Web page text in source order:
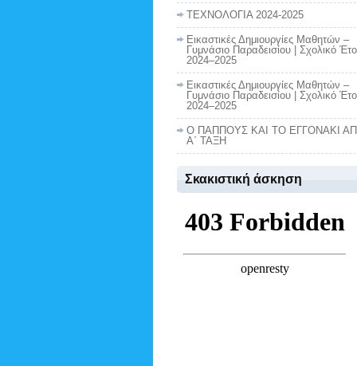
ΤΕΧΝΟΛΟΓΙΑ 2024-2025
Εικαστικές Δημιουργίες Μαθητών –
Γυμνάσιο Παραδεισίου | Σχολικό
2024–2025
Εικαστικές Δημιουργίες Μαθητών –
Γυμνάσιο Παραδεισίου | Σχολικό
2024–2025
Ο ΠΑΠΠΟΥΣ ΚΑΙ ΤΟ ΕΓΓΟΝΑΚΙ
Α΄ ΤΑΞΗ
Σκακιστική άσκηση